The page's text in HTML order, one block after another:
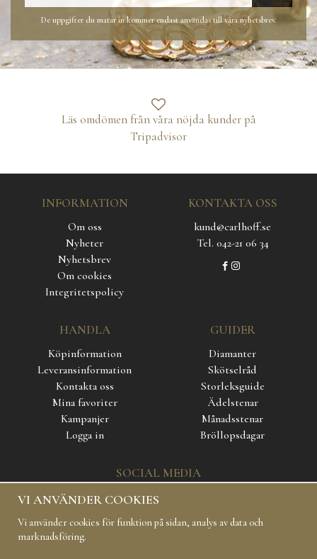
De uppgifter du matar in kommer endast användas till våra nyhetsbrev.
Läs omdömen från våra nöjda kunder på
Tripadvisor
INFORMATION
Om oss
Nyheter
Nyhetsbrev
Om cookies
Integritetspolicy
KONTAKTA OSS
kund@carlhoff.se
Tel. 042-21 06 34
HANDLA
Köpinformation
Leveransinformation
Kontakta oss
Mina favoriter
Kampanjer
Logga in
GUIDER
Diamanter
Skötselråd
Storleksguide
Ädelstenar
Månadsstenar
Bröllopsdagar
SOCIAL MEDIA
VI ANVÄNDER COOKIES
Vi använder cookies för funktion på sidan, analys av data och
marknadsföring.